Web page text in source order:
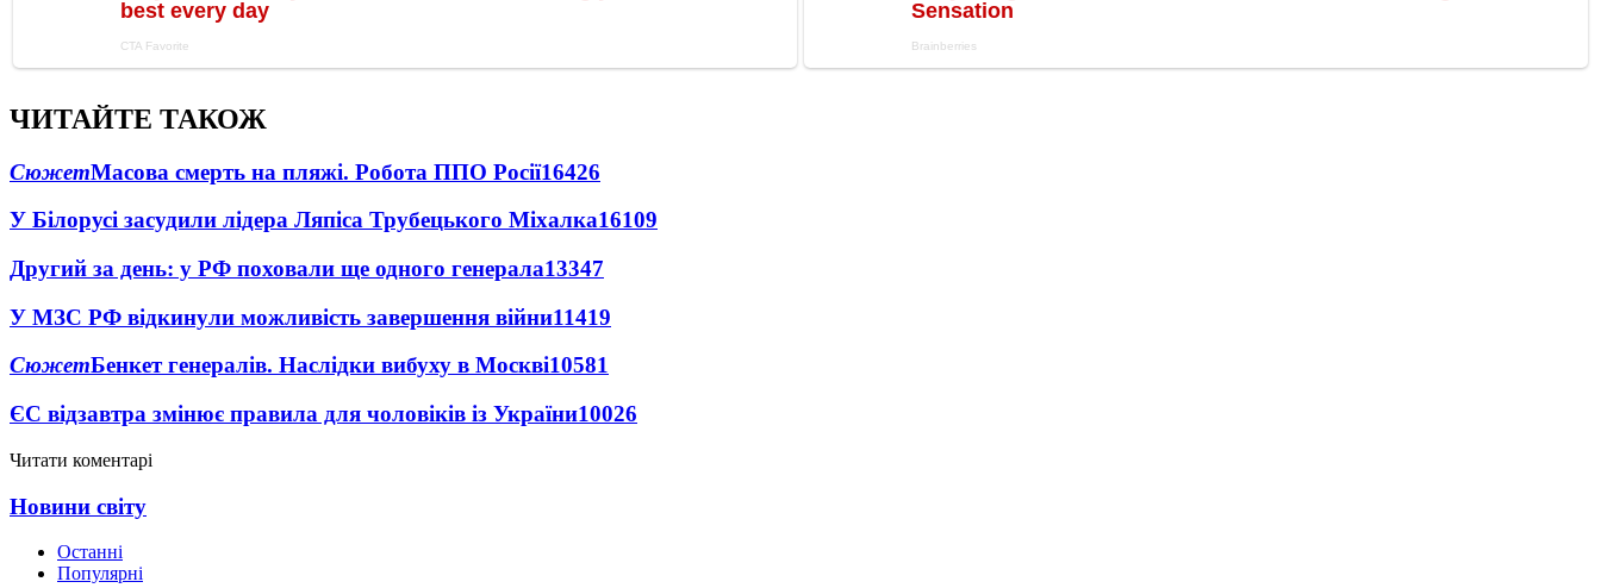
ЧИТАЙТЕ ТАКОЖ
СюжетМасова смерть на пляжі. Робота ППО Росії16426
У Білорусі засудили лідера Ляпіса Трубецького Міхалка16109
Другий за день: у РФ поховали ще одного генерала13347
У МЗС РФ відкинули можливість завершення війни11419
СюжетБенкет генералів. Наслідки вибуху в Москві10581
ЄС відзавтра змінює правила для чоловіків із України10026
Читати коментарі
Новини світу
Останні
Популярні